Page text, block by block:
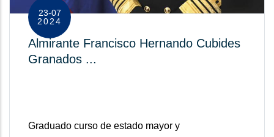
23-07
2024
Almirante Francisco Hernando Cubides
Granados ...
Graduado curso de estado mayor y